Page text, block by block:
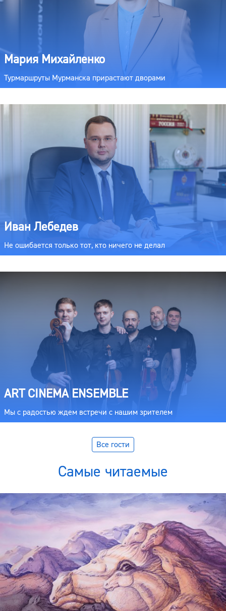
Мария Михайленко
Турмаршруты Мурманска прирастают дворами
Иван Лебедев
Не ошибается только тот, кто ничего не делал
ART CINEMA ENSEMBLE
Мы с радостью ждем встречи с нашим зрителем
Все гости
Самые читаемые